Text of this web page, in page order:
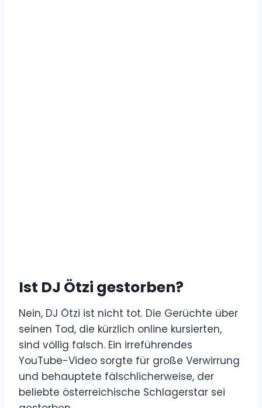
Ist DJ Ötzi gestorben?
Nein, DJ Ötzi ist nicht tot. Die Gerüchte über
seinen Tod, die kürzlich online kursierten,
sind völlig falsch. Ein irreführendes
YouTube-Video sorgte für große Verwirrung
und behauptete fälschlicherweise, der
beliebte österreichische Schlagerstar sei